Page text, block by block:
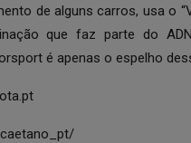
de alguns carros, usa o
que faz parte do
é apenas o espelho